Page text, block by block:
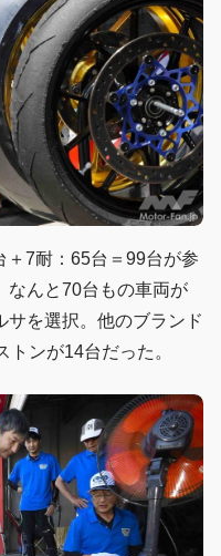
＋7耐：65台＝99台が参
なんと70台もの車両が
サを選択。他のブランド
ンが14台だった。